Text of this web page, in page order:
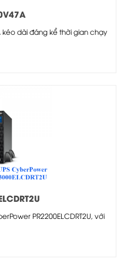
kéo dài đáng kể thời gian chạy
PR2200ELCDRT2U, với